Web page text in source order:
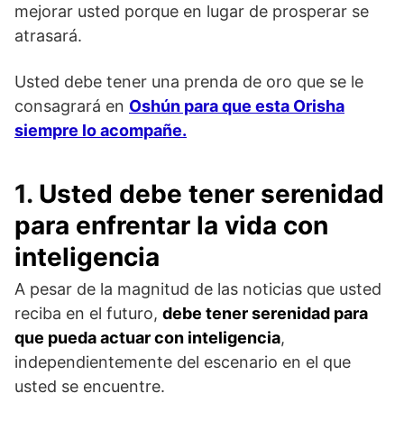
mejorar usted porque en lugar de prosperar se
atrasará.
Usted debe tener una prenda de oro que se le
consagrará en Oshún para que esta Orisha
siempre lo acompañe.
1. Usted debe tener serenidad
para enfrentar la vida con
inteligencia
A pesar de la magnitud de las noticias que usted
reciba en el futuro, debe tener serenidad para
que pueda actuar con inteligencia,
independientemente del escenario en el que
usted se encuentre.